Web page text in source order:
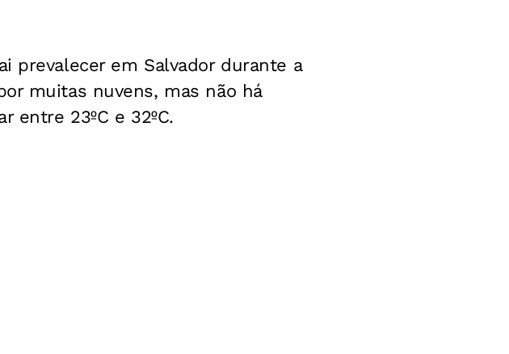
prevalecer em Salvador durante a
muitas nuvens, mas não há
entre 23ºC e 32ºC.